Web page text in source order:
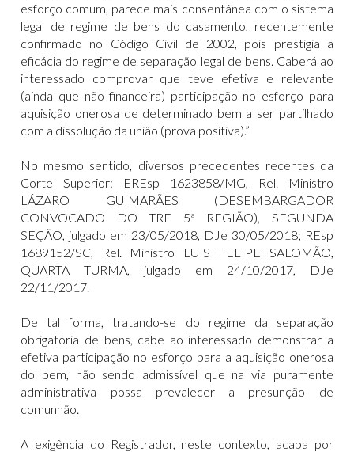
esforço comum, parece mais consentânea com o sistema
legal de regime de bens do casamento, recentemente
confirmado no Código Civil de 2002, pois prestigia a
eficácia do regime de separação legal de bens. Caberá ao
interessado comprovar que teve efetiva e relevante
(ainda que não financeira) participação no esforço para
aquisição onerosa de determinado bem a ser partilhado
com a dissolução da união (prova positiva).”
No mesmo sentido, diversos precedentes recentes da
Corte Superior: EREsp 1623858/MG, Rel. Ministro
LÁZARO GUIMARÃES (DESEMBARGADOR
CONVOCADO DO TRF 5ª REGIÃO), SEGUNDA
SEÇÃO, julgado em 23/05/2018, DJe 30/05/2018; REsp
1689152/SC, Rel. Ministro LUIS FELIPE SALOMÃO,
QUARTA TURMA, julgado em 24/10/2017, DJe
22/11/2017.
De tal forma, tratando-se do regime da separação
obrigatória de bens, cabe ao interessado demonstrar a
efetiva participação no esforço para a aquisição onerosa
do bem, não sendo admissível que na via puramente
administrativa possa prevalecer a presunção de
comunhão.
A exigência do Registrador, neste contexto, acaba por